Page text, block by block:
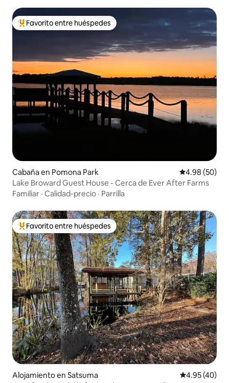
Favorito entre huéspedes preferido
Favorito entre huéspedes
Cabaña en Pomona Park Calificación
4.98 (50)
Lake Broward Guest House - Cerca de Ever After Farms
Familiar · Calidad-precio · Parrilla
Favorito entre huéspedes preferido
Favorito entre huéspedes
Alojamiento en Satsuma Calificación
4.95 (40)